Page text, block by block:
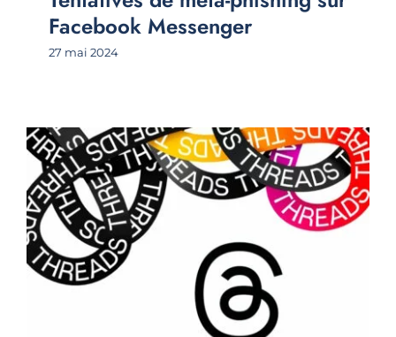
Facebook Messenger
27 mai 2024